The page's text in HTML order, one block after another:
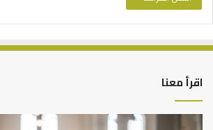
اقرأ معنا
أهم